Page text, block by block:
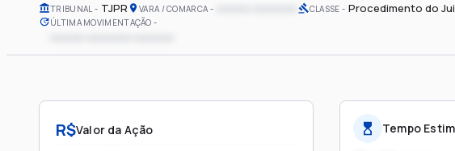
TRIBUNAL TJPR VARA / COMARCA CLASSE Procedimento do
ÚLTIMA MOVIMENTAÇÃO
R$Valor da Ação Tempo